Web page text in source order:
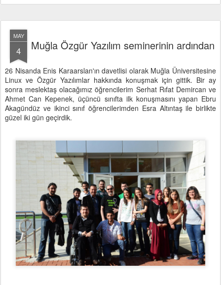
MAY
4 Muğla Özgür Yazılım seminerinin ardından
26 Nisanda Enis Karaarslan'ın davetlisi olarak Muğla Üniversitesine
Linux ve Özgür Yazılımlar hakkında konuşmak için gittik. Bir ay
sonra meslektaş olacağımız öğrencilerim Serhat Rıfat Demircan ve
Ahmet Can Kepenek, üçüncü sınıfta ilk konuşmasını yapan Ebru
Akagündüz ve ikinci sınıf öğrencilerimden Esra Altıntaş ile birlikte
güzel iki gün geçirdik.